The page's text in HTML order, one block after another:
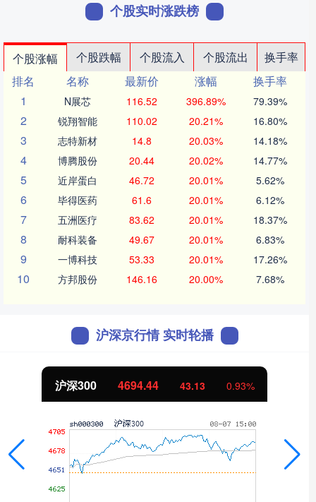
个股实时涨跌榜
个股涨幅 个股跌幅 个股流入 个股流出
换手率
排名
名称 最新价 涨幅
换手率
1
N展芯 116.52 396.89% 79.39%
2 锐翔智能 110.02 20.21% 16.80%
3 志特新材 14.8 20.03% 14.18%
4 博腾股份 20.44 20.02% 14.77%
5 近岸蛋白 46.72 20.01% 5.62%
6 毕得医药 61.6 20.01% 6.12%
7 五洲医疗 83.62 20.01% 18.37%
8 耐科装备 49.67 20.01% 6.83%
9 一博科技 53.33 20.01% 17.26%
10 方邦股份 146.16 20.00% 7.68%
沪深京行情 实时轮播
北证50 1134.24 11.37 1.01%